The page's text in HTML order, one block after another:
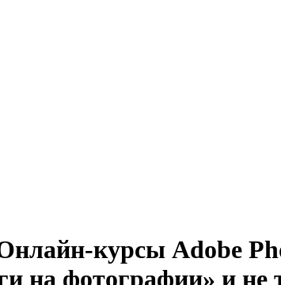
курсы Adobe
на фотографии» и не